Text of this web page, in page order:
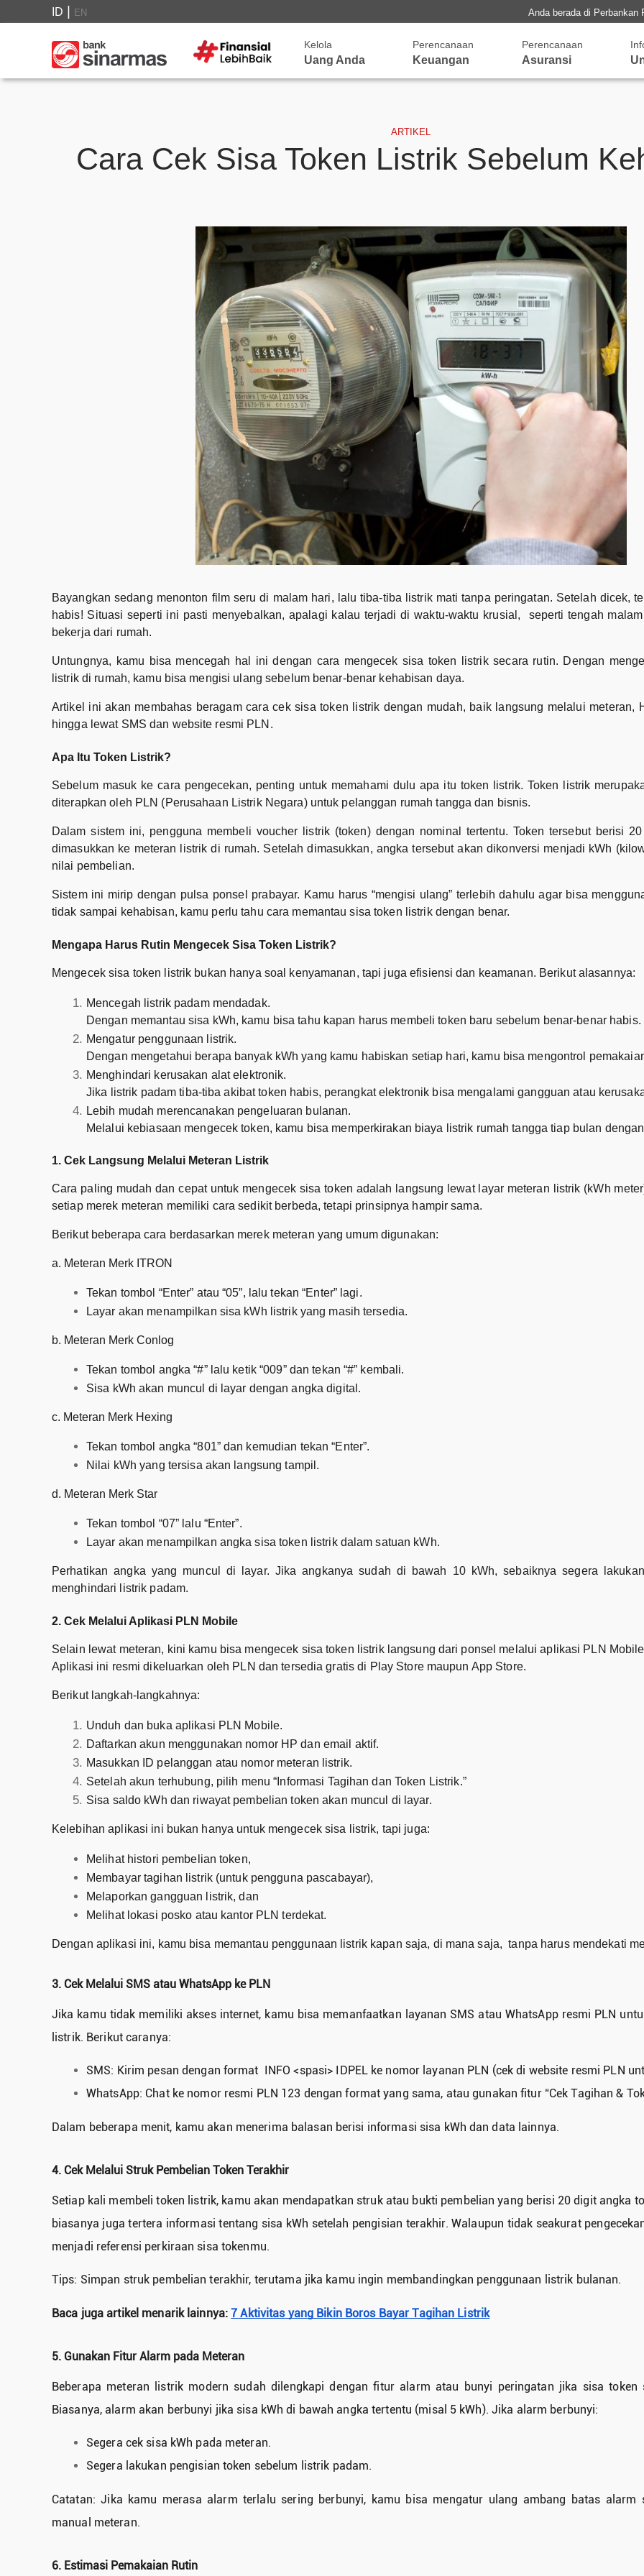
ID EN Anda berada di Perbankan
Kelola
Uang Anda
Perencanaan
Keuangan
Perencanaan
Asuransi
ARTIKEL
Cara Cek Sisa Token Listrik Sebelum
Bayangkan sedang menonton film seru di malam hari, lalu tiba-tiba listrik mati tanpa peringatan. Setelah dicek,
habis! Situasi seperti ini pasti menyebalkan, apalagi kalau terjadi di waktu-waktu krusial, seperti tengah
bekerja dari rumah.
Untungnya, kamu bisa mencegah hal ini dengan cara mengecek sisa token listrik secara rutin. Dengan
listrik di rumah, kamu bisa mengisi ulang sebelum benar-benar kehabisan daya.
Artikel ini akan membahas beragam cara cek sisa token listrik dengan mudah, baik langsung melalui meteran,
hingga lewat SMS dan website resmi PLN.
Apa Itu Token Listrik?
Sebelum masuk ke cara pengecekan, penting untuk memahami dulu apa itu token listrik. Token listrik
diterapkan oleh PLN (Perusahaan Listrik Negara) untuk pelanggan rumah tangga dan bisnis.
Dalam sistem ini, pengguna membeli voucher listrik (token) dengan nominal tertentu. Token tersebut berisi
dimasukkan ke meteran listrik di rumah. Setelah dimasukkan, angka tersebut akan dikonversi menjadi kWh
nilai pembelian.
Sistem ini mirip dengan pulsa ponsel prabayar. Kamu harus “mengisi ulang” terlebih dahulu agar bisa
tidak sampai kehabisan, kamu perlu tahu cara memantau sisa token listrik dengan benar.
Mengapa Harus Rutin Mengecek Sisa Token Listrik?
Mengecek sisa token listrik bukan hanya soal kenyamanan, tapi juga efisiensi dan keamanan. Berikut alasannya:
Mencegah listrik padam mendadak.
Dengan memantau sisa kWh, kamu bisa tahu kapan harus membeli token baru sebelum benar-benar habis.
Mengatur penggunaan listrik.
Dengan mengetahui berapa banyak kWh yang kamu habiskan setiap hari, kamu bisa mengontrol
Menghindari kerusakan alat elektronik.
Jika listrik padam tiba-tiba akibat token habis, perangkat elektronik bisa mengalami gangguan atau
Lebih mudah merencanakan pengeluaran bulanan.
Melalui kebiasaan mengecek token, kamu bisa memperkirakan biaya listrik rumah tangga tiap bulan
1. Cek Langsung Melalui Meteran Listrik
Cara paling mudah dan cepat untuk mengecek sisa token adalah langsung lewat layar meteran listrik (kWh
setiap merek meteran memiliki cara sedikit berbeda, tetapi prinsipnya hampir sama.
Berikut beberapa cara berdasarkan merek meteran yang umum digunakan:
a. Meteran Merk ITRON
Tekan tombol “Enter” atau “05”, lalu tekan “Enter” lagi.
Layar akan menampilkan sisa kWh listrik yang masih tersedia.
b. Meteran Merk Conlog
Tekan tombol angka “#” lalu ketik “009” dan tekan “#” kembali.
Sisa kWh akan muncul di layar dengan angka digital.
c. Meteran Merk Hexing
Tekan tombol angka “801” dan kemudian tekan “Enter”.
Nilai kWh yang tersisa akan langsung tampil.
d. Meteran Merk Star
Tekan tombol “07” lalu “Enter”.
Layar akan menampilkan angka sisa token listrik dalam satuan kWh.
Perhatikan angka yang muncul di layar. Jika angkanya sudah di bawah 10 kWh, sebaiknya segera
menghindari listrik padam.
2. Cek Melalui Aplikasi PLN Mobile
Selain lewat meteran, kini kamu bisa mengecek sisa token listrik langsung dari ponsel melalui aplikasi PLN
Aplikasi ini resmi dikeluarkan oleh PLN dan tersedia gratis di Play Store maupun App Store.
Berikut langkah-langkahnya:
Unduh dan buka aplikasi PLN Mobile.
Daftarkan akun menggunakan nomor HP dan email aktif.
Masukkan ID pelanggan atau nomor meteran listrik.
Setelah akun terhubung, pilih menu “Informasi Tagihan dan Token Listrik.”
Sisa saldo kWh dan riwayat pembelian token akan muncul di layar.
Kelebihan aplikasi ini bukan hanya untuk mengecek sisa listrik, tapi juga:
Melihat histori pembelian token,
Membayar tagihan listrik (untuk pengguna pascabayar),
Melaporkan gangguan listrik, dan
Melihat lokasi posko atau kantor PLN terdekat.
Dengan aplikasi ini, kamu bisa memantau penggunaan listrik kapan saja, di mana saja, tanpa harus mendekati
3. Cek Melalui SMS atau WhatsApp ke PLN
Jika kamu tidak memiliki akses internet, kamu bisa memanfaatkan layanan SMS atau WhatsApp resmi PLN
listrik. Berikut caranya:
SMS: Kirim pesan dengan format INFO <spasi> IDPEL ke nomor layanan PLN (cek di website resmi PLN
WhatsApp: Chat ke nomor resmi PLN 123 dengan format yang sama, atau gunakan fitur “Cek Tagihan &
Dalam beberapa menit, kamu akan menerima balasan berisi informasi sisa kWh dan data lainnya.
4. Cek Melalui Struk Pembelian Token Terakhir
Setiap kali membeli token listrik, kamu akan mendapatkan struk atau bukti pembelian yang berisi 20 digit angka
biasanya juga tertera informasi tentang sisa kWh setelah pengisian terakhir. Walaupun tidak seakurat
menjadi referensi perkiraan sisa tokenmu.
Tips: Simpan struk pembelian terakhir, terutama jika kamu ingin membandingkan penggunaan listrik bulanan.
Baca juga artikel menarik lainnya:7 Aktivitas yang Bikin Boros Bayar Tagihan Listrik
5. Gunakan Fitur Alarm pada Meteran
Beberapa meteran listrik modern sudah dilengkapi dengan fitur alarm atau bunyi peringatan jika sisa token
Biasanya, alarm akan berbunyi jika sisa kWh di bawah angka tertentu (misal 5 kWh). Jika alarm berbunyi:
Segera cek sisa kWh pada meteran.
Segera lakukan pengisian token sebelum listrik padam.
Catatan: Jika kamu merasa alarm terlalu sering berbunyi, kamu bisa mengatur ulang ambang batas alarm
manual meteran.
6. Estimasi Pemakaian Rutin